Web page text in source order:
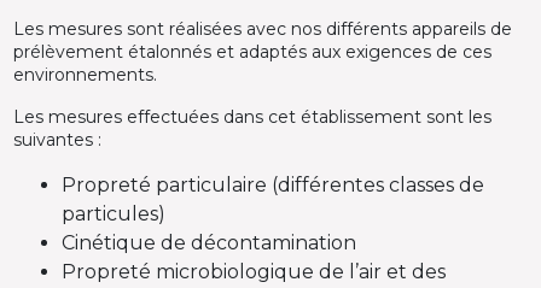
Les mesures sont réalisées avec nos différents appareils de
prélèvement étalonnés et adaptés aux exigences de ces
environnements.
Les mesures effectuées dans cet établissement sont les
suivantes :
Propreté particulaire (différentes classes de
particules)
Cinétique de décontamination
Propreté microbiologique de l’air et des